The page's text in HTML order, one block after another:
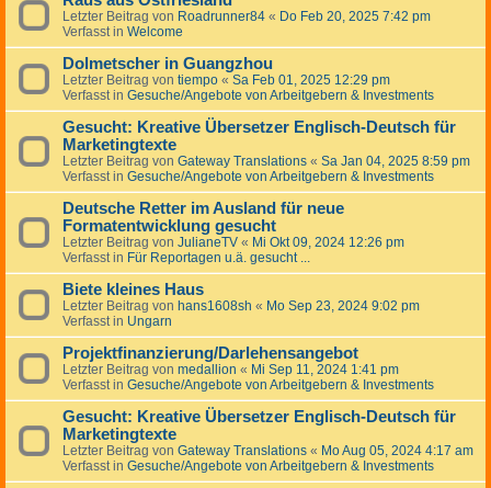
Letzter Beitrag von Roadrunner84 « Do Feb 20, 2025 7:42 pm
Verfasst in Welcome
Dolmetscher in Guangzhou
Letzter Beitrag von tiempo « Sa Feb 01, 2025 12:29 pm
Verfasst in Gesuche/Angebote von Arbeitgebern & Investments
Gesucht: Kreative Übersetzer Englisch-Deutsch für
Marketingtexte
Letzter Beitrag von Gateway Translations « Sa Jan 04, 2025 8:59 pm
Verfasst in Gesuche/Angebote von Arbeitgebern & Investments
Deutsche Retter im Ausland für neue
Formatentwicklung gesucht
Letzter Beitrag von JulianeTV « Mi Okt 09, 2024 12:26 pm
Verfasst in Für Reportagen u.ä. gesucht ...
Biete kleines Haus
Letzter Beitrag von hans1608sh « Mo Sep 23, 2024 9:02 pm
Verfasst in Ungarn
Projektfinanzierung/Darlehensangebot
Letzter Beitrag von medallion « Mi Sep 11, 2024 1:41 pm
Verfasst in Gesuche/Angebote von Arbeitgebern & Investments
Gesucht: Kreative Übersetzer Englisch-Deutsch für
Marketingtexte
Letzter Beitrag von Gateway Translations « Mo Aug 05, 2024 4:17 am
Verfasst in Gesuche/Angebote von Arbeitgebern & Investments